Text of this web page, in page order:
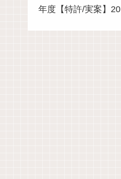
年度【特許/実案】20